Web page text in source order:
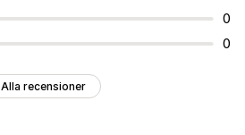
0
0
Alla recensioner